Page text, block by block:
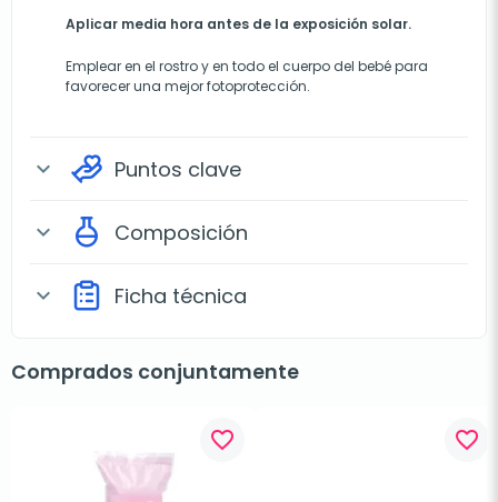
Aplicar media hora antes de la exposición solar.
Emplear en el rostro y en todo el cuerpo del bebé para
favorecer una mejor fotoprotección.
expand_more Puntos clave
expand_more Composición
expand_more Ficha técnica
Comprados conjuntamente
favorite_border favorite_border